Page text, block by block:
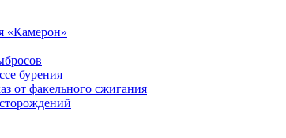
«Камерон»
бурения
от факельного сжигания